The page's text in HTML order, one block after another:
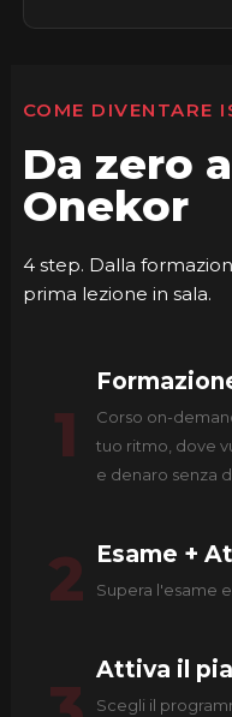
COME DIVENTARE
Da zero
Onekor
4 step. Dalla
prima lezione in sala.
1
Corso on-
tuo ritmo, dove
e denaro senza
2 Esame +
Supera l'esame
Attiva il
Scegli il